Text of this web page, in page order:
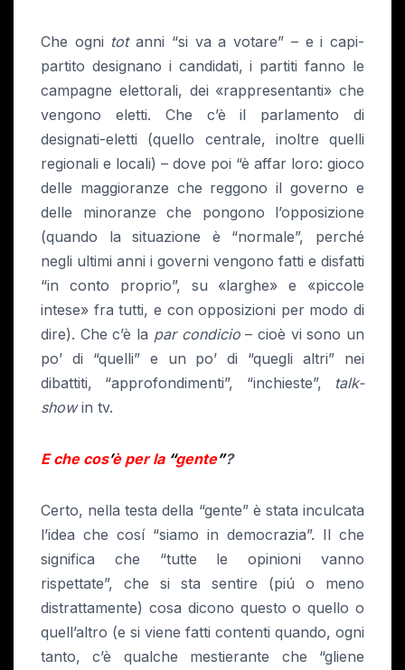
Che ogni totanni “si va a votare” – e i capi-
partito designano i candidati, i partiti fanno le
campagne elettorali, dei «rappresentanti» che
vengono eletti. Che c’è il parlamento di
designati-eletti (quello centrale, inoltre quelli
regionali e locali) – dove poi “è affar loro: gioco
delle maggioranze che reggono il governo e
delle minoranze che pongono l’opposizione
(quando la situazione è “normale”, perché
negli ultimi anni i governi vengono fatti e disfatti
“in conto proprio”, su «larghe» e «piccole
intese» fra tutti, e con opposizioni per modo di
dire). Che c’è la par condicio– cioè vi sono un
po’ di “quelli” e un po’ di “quegli altri” nei
dibattiti, “approfondimenti”, “inchieste”, talk-
showin tv.
E che cos’è per la “gente”?
Certo, nella testa della “gente” è stata inculcata
l’idea che cosí “siamo in democrazia”. Il che
significa che “tutte le opinioni vanno
rispettate”, che si sta sentire (piú o meno
distrattamente) cosa dicono questo o quello o
quell’altro (e si viene fatti contenti quando, ogni
tanto, c’è qualche mestierante che “gliene